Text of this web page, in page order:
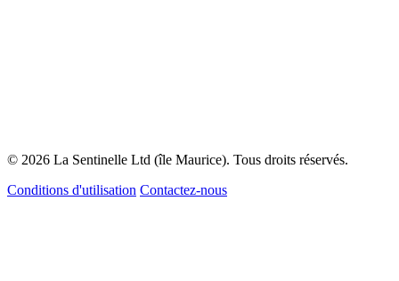
© 2026 La Sentinelle Ltd (île Maurice). Tous droits réservés.
Conditions d'utilisation Contactez-nous